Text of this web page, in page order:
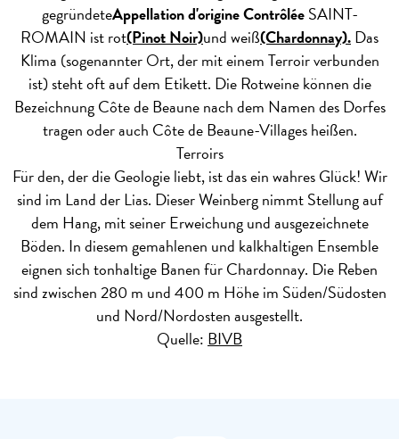
gegründeteAppellation d'origine ContrôléeSAINT-
ROMAIN ist rot(Pinot Noir)und weiß(Chardonnay).Das
Klima (sogenannter Ort, der mit einem Terroir verbunden
ist) steht oft auf dem Etikett. Die Rotweine können die
Bezeichnung Côte de Beaune nach dem Namen des Dorfes
tragen oder auch Côte de Beaune-Villages heißen.
Terroirs
Für den, der die Geologie liebt, ist das ein wahres Glück! Wir
sind im Land der Lias. Dieser Weinberg nimmt Stellung auf
dem Hang, mit seiner Erweichung und ausgezeichnete
Böden. In diesem gemahlenen und kalkhaltigen Ensemble
eignen sich tonhaltige Banen für Chardonnay. Die Reben
sind zwischen 280 m und 400 m Höhe im Süden/Südosten
und Nord/Nordosten ausgestellt.
Quelle: BIVB